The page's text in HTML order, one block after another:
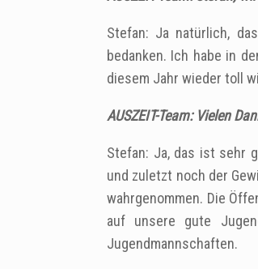
Stefan: Ja natürlich,
bedanken. Ich habe in
diesem Jahr wieder toll
AUSZEIT-Team: Vielen
Stefan: Ja, das ist sehr
und zuletzt noch der
wahrgenommen. Die
auf unsere gute
Jugendmannschaften.